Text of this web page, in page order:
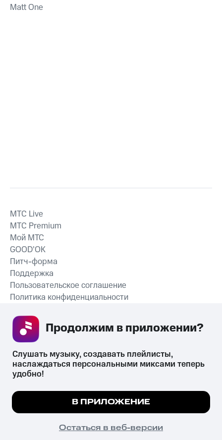
Matt One
СКАЧАТЬ ПРИЛОЖЕНИЕ
MTС Live
MTС Premium
Мой МТС
GOOD’OK
Питч-форма
Поддержка
Пользовательское соглашение
Политика конфиденциальности
психотропных веществ, их аналогов причиняет вред здоровью,
их незаконный оборот запрещён и влечёт установленную
законодательством ответственность.
© 2026 ООО «КИОН».
Все права защищены
Мы используем куки, чтобы на сайте все
Подробнее
ПОНЯТНО
Слушать музыку, создавать плейлисты,
наслаждаться персональными миксами теперь
удобно!
В ПРИЛОЖЕНИЕ
Остаться в веб-версии